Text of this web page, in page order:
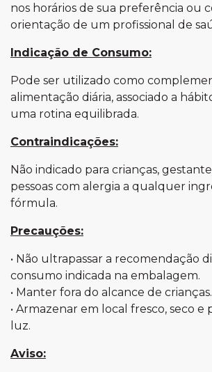
nos horários de sua preferência ou
orientação de um profissional de
Indicação de Consumo:
Pode ser utilizado como
alimentação diária, associado a
uma rotina equilibrada.
Contraindicações:
Não indicado para crianças,
pessoas com alergia a qualquer
fórmula.
Precauções:
• Não ultrapassar a recomendação
consumo indicada na embalagem.
• Manter fora do alcance de crianças.
• Armazenar em local fresco, seco e
luz.
Aviso: